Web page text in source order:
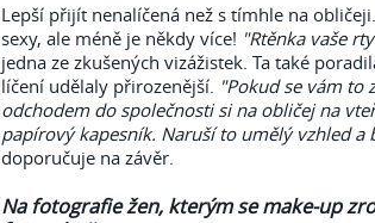
Lepší přijít nenalíčená než s tímhle na
sexy, ale méně je někdy více! "Rtěnka vaše
jedna ze zkušených vizážistek. Ta také
líčení udělaly přirozenější. "Pokud se vám to
odchodem do společnosti si na obličej na
papírový kapesník. Naruší to umělý vzhled a
doporučuje na závěr.
Na fotografie žen, kterým se make-up